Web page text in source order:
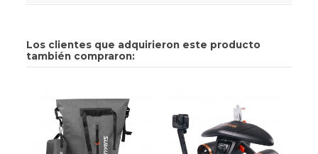
Los clientes que adquirieron este producto
también compraron: